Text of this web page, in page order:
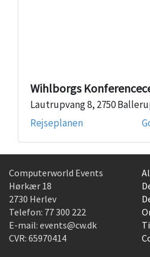
Wihlborgs
Lautrupvang 8, 2750
Rejseplanen
Computerworld Events
Hørkær 18
2730 Herlev
Telefon: 77 300 222
E-mail: events@cw.dk
CVR: 65970414